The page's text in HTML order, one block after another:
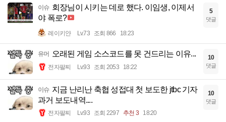
이슈 회장님이 시키는 데로 했다. 이임생, 이제서
야 폭로?
레이키얀 Lv.73 조회 866 18:23
5
댓글
유머 오래된 게임 소스코드를 못 건드리는 이유...
전자팔찌 Lv.93 조회 2053 18:22
10
댓글
이슈 지금 난리난 축협 성접대 첫 보도한 jtbc 기자
과거 보도내역....
전자팔찌 Lv.93 조회 2297 추천 3 18:20
10
댓글